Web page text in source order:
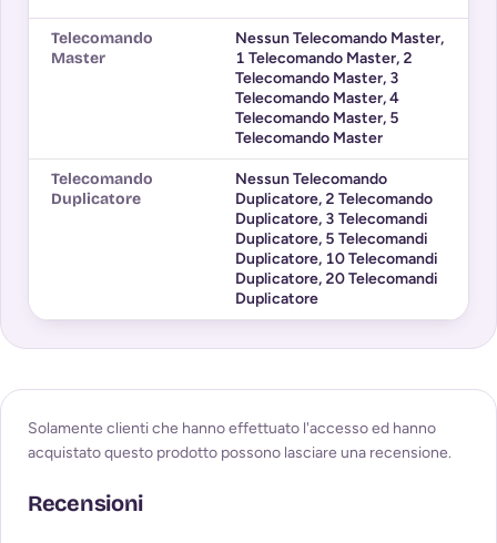
Telecomando
Master
Nessun Telecomando Master,
1 Telecomando Master, 2
Telecomando Master, 3
Telecomando Master,4
Telecomando Master, 5
Telecomando Master
Telecomando
Duplicatore
Nessun Telecomando
Duplicatore, 2 Telecomando
Duplicatore, 3 Telecomandi
Duplicatore, 5 Telecomandi
Duplicatore, 10 Telecomandi
Duplicatore, 20 Telecomandi
Duplicatore
Recensioni
Solamente clienti che hanno effettuato l'accesso ed hanno
acquistato questo prodotto possono lasciare una recensione.